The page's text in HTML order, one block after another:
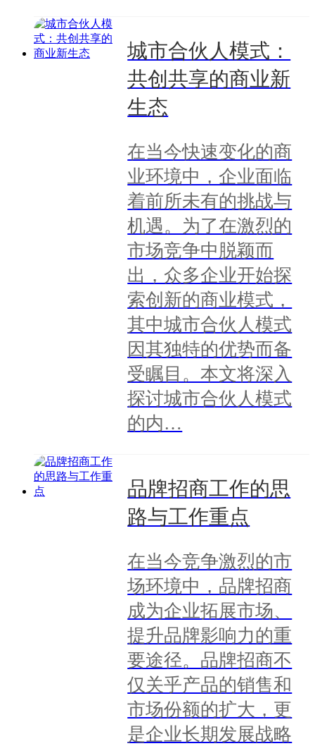
城市合伙人模式：
共创共享的商业新
生态
在当今快速变化的商
业环境中，企业面临
着前所未有的挑战与
机遇。为了在激烈的
市场竞争中脱颖而
出，众多企业开始探
索创新的商业模式，
其中城市合伙人模式
因其独特的优势而备
受瞩目。本文将深入
探讨城市合伙人模式
的内…
品牌招商工作的思
路与工作重点
在当今竞争激烈的市
场环境中，品牌招商
成为企业拓展市场、
提升品牌影响力的重
要途径。品牌招商不
仅关乎产品的销售和
市场份额的扩大，更
是企业长期发展战略